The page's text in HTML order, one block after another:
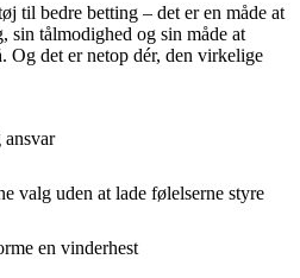
til bedre betting – det er en måde at
sin tålmodighed og sin måde at
Og det er netop dér, den virkelige
ansvar
valg uden at lade følelserne styre
en vinderhest